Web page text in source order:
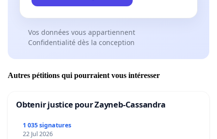
Vos données vous appartiennent
Confidentialité dès la conception
Autres pétitions qui pourraient vous intéresser
Obtenir justice pour Zayneb-Cassandra
1 035 signatures
22 Jul 2026